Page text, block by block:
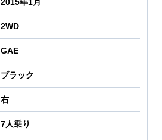
2WD
GAE
ブラック
右
7人乗り